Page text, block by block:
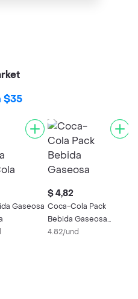
$35
Gaseosa
$ 4,82
Coca-Cola Pack
Bebida Gaseosa
Original + Sprite
4.82/und